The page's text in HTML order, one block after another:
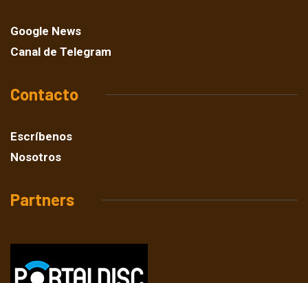
Google News
Canal de Telegram
Contacto
Escríbenos
Nosotros
Partners